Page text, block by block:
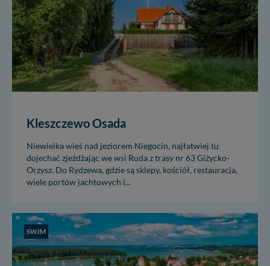
Kleszczewo Osada
Niewielka wieś nad jeziorem Niegocin, najłatwiej tu
dojechać zjeżdżając we wsi Ruda z trasy nr 63 Giżycko-
Orzysz. Do Rydzewa, gdzie są sklepy, kościół, restauracja,
wiele portów jachtowych i...
SWJM